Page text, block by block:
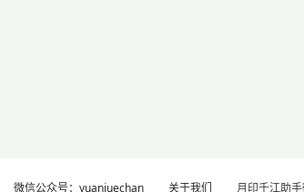
微信公众号：yuanjuechan 关于我们 月印千江助手